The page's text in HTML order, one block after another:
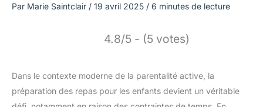
Par Marie Saintclair / 19 avril 2025 / 6 minutes de lecture
4.8/5 - (5 votes)
Dans le contexte moderne de la parentalité active, la
préparation des repas pour les enfants devient un véritable